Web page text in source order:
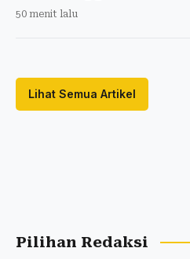
50 menit lalu
Lihat Semua Artikel
Pilihan Redaksi